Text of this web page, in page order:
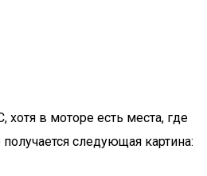
хотя в моторе есть места, где
следующая картина: